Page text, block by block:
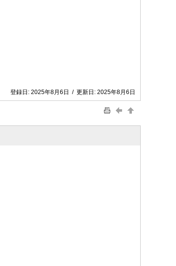
登録日: 2025年8月6日 / 更新日: 2025年8月6日